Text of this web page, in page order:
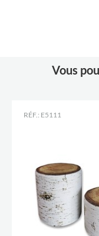
Vous
RÉF.: E5111